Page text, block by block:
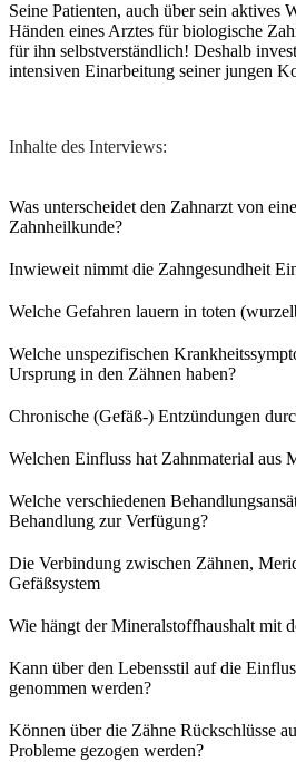
Seine Patienten, auch über sein aktives
Händen eines Arztes für biologische
für ihn selbstverständlich! Deshalb
intensiven Einarbeitung seiner jungen
Inhalte des Interviews:
Was unterscheidet den Zahnarzt von
Zahnheilkunde?
Inwieweit nimmt die Zahngesundheit
Welche Gefahren lauern in toten
Welche unspezifischen
Ursprung in den Zähnen haben?
Chronische (Gefäß-) Entzündungen
Welchen Einfluss hat Zahnmaterial aus
Welche verschiedenen
Behandlung zur Verfügung?
Die Verbindung zwischen Zähnen,
Gefäßsystem
Wie hängt der Mineralstoffhaushalt mit
Kann über den Lebensstil auf die
genommen werden?
Können über die Zähne Rückschlüsse
Probleme gezogen werden?